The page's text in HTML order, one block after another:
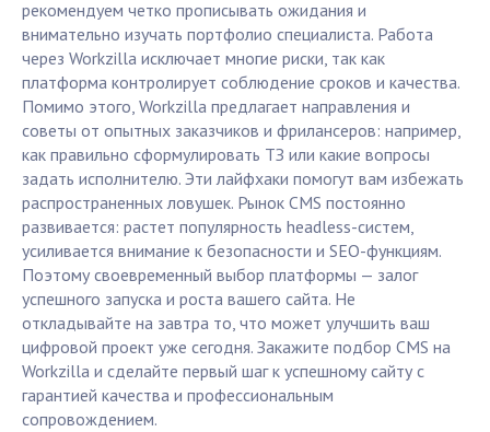
рекомендуем четко прописывать ожидания и
внимательно изучать портфолио специалиста. Работа
через Workzilla исключает многие риски, так как
платформа контролирует соблюдение сроков и качества.
Помимо этого, Workzilla предлагает направления и
советы от опытных заказчиков и фрилансеров: например,
как правильно сформулировать ТЗ или какие вопросы
задать исполнителю. Эти лайфхаки помогут вам избежать
распространенных ловушек. Рынок CMS постоянно
развивается: растет популярность headless-систем,
усиливается внимание к безопасности и SEO-функциям.
Поэтому своевременный выбор платформы — залог
успешного запуска и роста вашего сайта. Не
откладывайте на завтра то, что может улучшить ваш
цифровой проект уже сегодня. Закажите подбор CMS на
Workzilla и сделайте первый шаг к успешному сайту с
гарантией качества и профессиональным
сопровождением.